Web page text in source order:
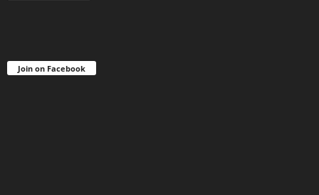
Join on Facebook